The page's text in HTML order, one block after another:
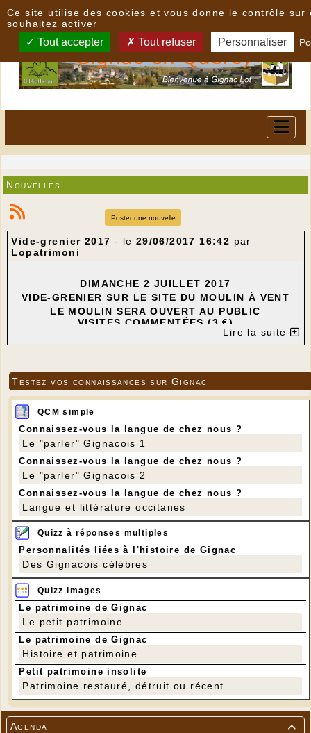

Agenda
Nouvelles
Poster une nouvelle
Vide-grenier 2017 - le 29/06/2017 16:42 par
Lopatrimoni
DIMANCHE 2 JUILLET 2017
VIDE-GRENIER SUR LE SITE DU MOULIN À VENT
LE MOULIN SERA OUVERT AU PUBLIC
VISITES COMMENTÉES (3 €)
MISES AU VENT À 10 h - 11 h - 12 h - 14 h - 15 h -
16 h
Lire la suite
Testez vos connaissances sur Gignac
QCM simple
Connaissez-vous la langue de chez nous ?
Le "parler" Gignacois 1
Connaissez-vous la langue de chez nous ?
Le "parler" Gignacois 2
Connaissez-vous la langue de chez nous ?
Langue et littérature occitanes
Quizz à réponses multiples
Personnalités liées à l'histoire de Gignac
Des Gignacois célèbres
Quizz images
Le patrimoine de Gignac
Le petit patrimoine
Le patrimoine de Gignac
Histoire et patrimoine
Petit patrimoine insolite
Patrimoine restauré, détruit ou récent
Ce site utilise des cookies et vous donne le contrôle sur
souhaitez activer
Tout accepter Tout refuser Personnaliser